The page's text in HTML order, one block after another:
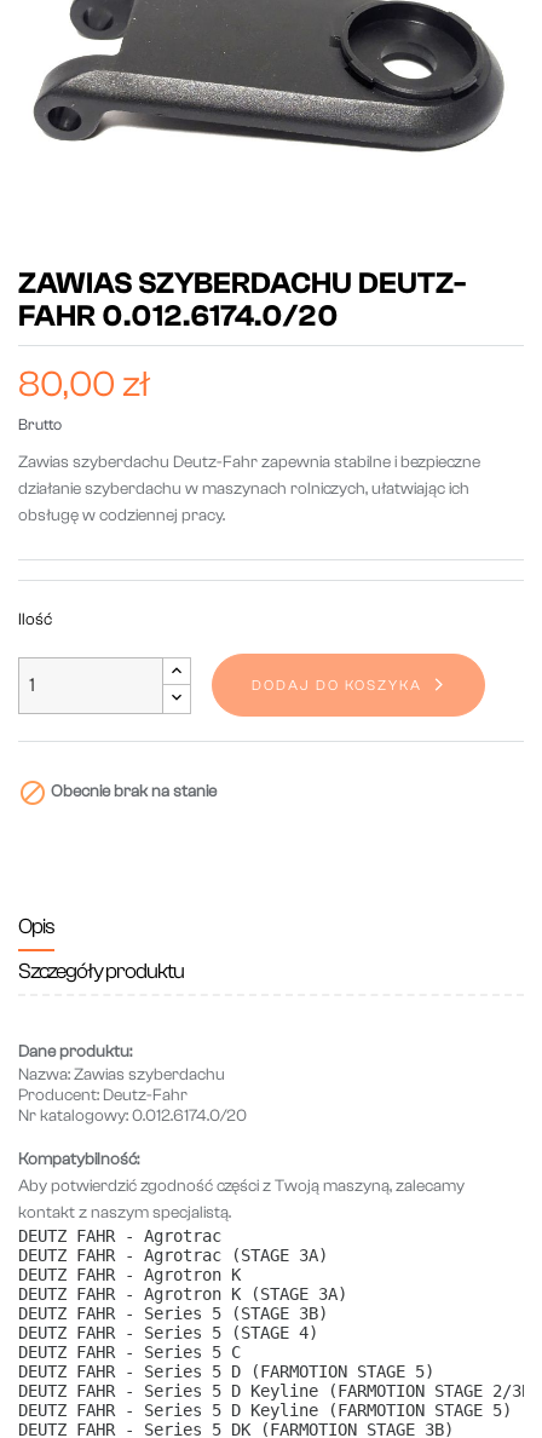
ZAWIAS SZYBERDACHU DEUTZ-
FAHR 0.012.6174.0/20
80,00 zł
Brutto
Zawias szyberdachu Deutz-Fahr zapewnia stabilne i bezpieczne
działanie szyberdachu w maszynach rolniczych, ułatwiając ich
obsługę w codziennej pracy.
Ilość
DODAJ DO KOSZYKA
 Obecnie brak na stanie
Opis
Szczegóły produktu
Dane produktu:
Nazwa:Zawias szyberdachu
Producent: Deutz-Fahr
Nr katalogowy:0.012.6174.0/20
Kompatybilność:
Aby potwierdzić zgodność części z Twoją maszyną, zalecamy
kontakt z naszym specjalistą.
DEUTZ FAHR - Agrotrac
DEUTZ FAHR - Agrotrac (STAGE 3A)
DEUTZ FAHR - Agrotron K
DEUTZ FAHR - Agrotron K (STAGE 3A)
DEUTZ FAHR - Series 5 (STAGE 3B)
DEUTZ FAHR - Series 5 (STAGE 4)
DEUTZ FAHR - Series 5 C
DEUTZ FAHR - Series 5 D (FARMOTION STAGE 5)
DEUTZ FAHR - Series 5 D Keyline (FARMOTION STAGE 2/3B)
DEUTZ FAHR - Series 5 D Keyline (FARMOTION STAGE 5)
DEUTZ FAHR - Series 5 DK (FARMOTION STAGE 3B)